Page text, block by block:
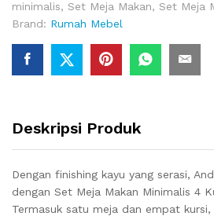
minimalis, Set Meja Makan, Set Meja
Brand: Rumah Mebel
Deskripsi Produk
Dengan finishing kayu yang serasi,
dengan Set Meja Makan Minimalis 4
Termasuk satu meja dan empat